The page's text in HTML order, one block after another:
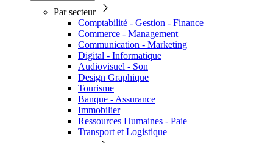
Par secteur
Comptabilité - Gestion - Finance
Commerce - Management
Communication - Marketing
Digital - Informatique
Audiovisuel - Son
Design Graphique
Tourisme
Banque - Assurance
Immobilier
Ressources Humaines - Paie
Transport et Logistique